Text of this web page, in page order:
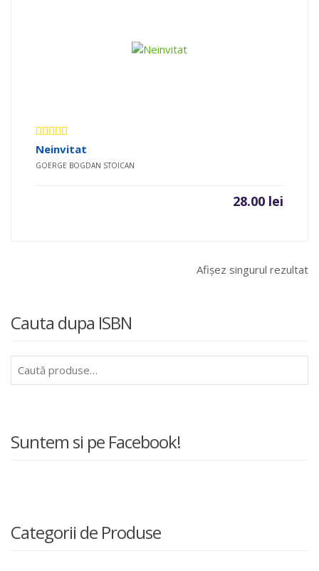
Evaluat la
5.00din 5
Neinvitat
GOERGE BOGDAN STOICAN
28.00 lei
Afișez singurul rezultat
Cauta dupa ISBN
după:
Suntem si pe Facebook!
Categorii de Produse